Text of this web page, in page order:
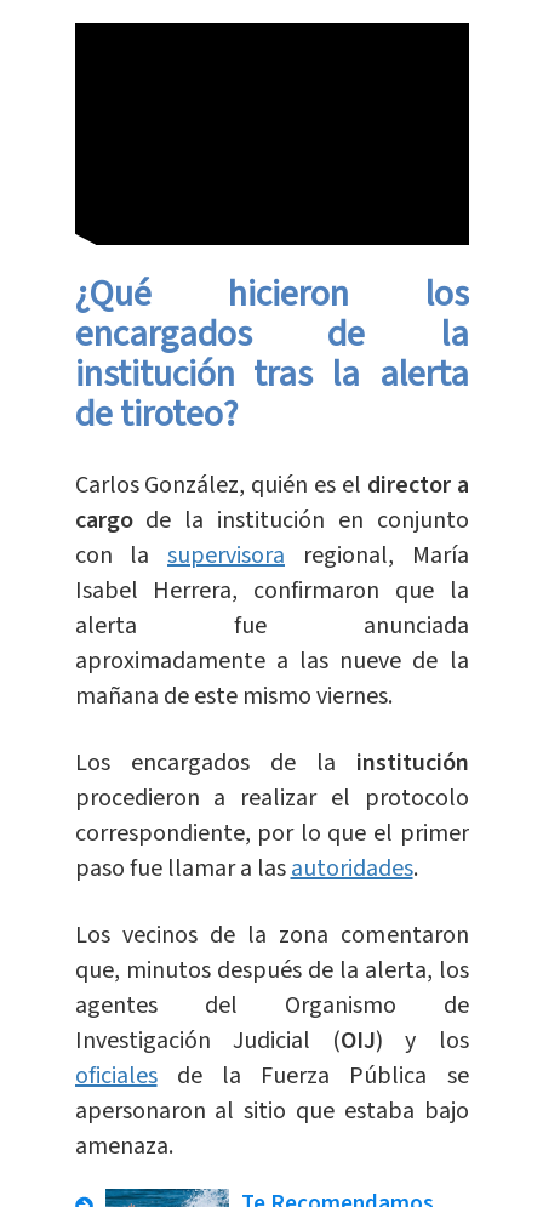
¿Qué hicieron los
encargados de la
institución tras la alerta
de tiroteo?
Carlos González, quién es el director a
cargode la institución en conjunto
con la supervisora regional, María
Isabel Herrera, confirmaron que la
alerta fue anunciada
aproximadamente a las nueve de la
mañana de este mismo viernes.
Los encargados de la institución
procedieron a realizar el protocolo
correspondiente, por lo que el primer
paso fue llamar a lasautoridades.
Los vecinos de la zona comentaron
que, minutos después de la alerta, los
agentes del Organismo de
Investigación Judicial (OIJ) y los
oficialesde la Fuerza Pública se
apersonaron al sitio que estaba bajo
amenaza.